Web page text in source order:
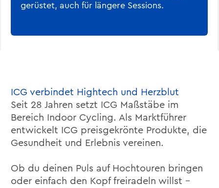
gerüstet, auch für längere Sessions.
ICG verbindet Hightech und Herzblut
Seit 28 Jahren setzt ICG Maßstäbe im
Bereich Indoor Cycling. Als Marktführer
entwickelt ICG preisgekrönte Produkte, die
Gesundheit und Erlebnis vereinen.
Ob du deinen Puls auf Hochtouren bringen
oder einfach den Kopf freiradeln willst –